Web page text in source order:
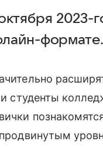
2023-
формате.
студенты